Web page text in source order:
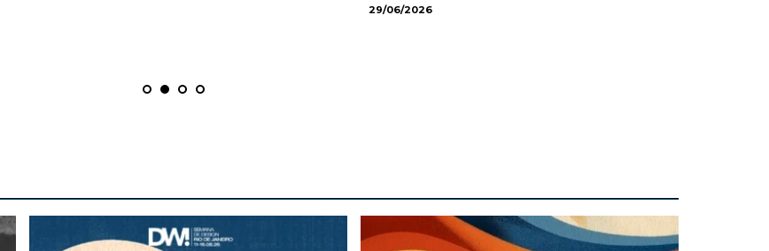
29/06/2026